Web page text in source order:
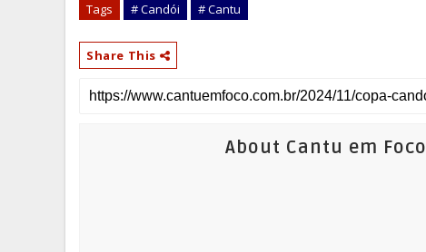
Tags # Candói # Cantu
Share This
About Cantu em Foco